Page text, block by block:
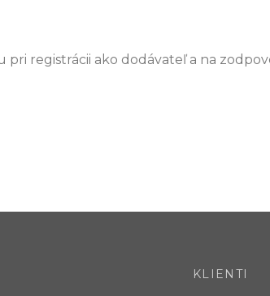
registrácii ako dodávateľ a na
KLIENTI